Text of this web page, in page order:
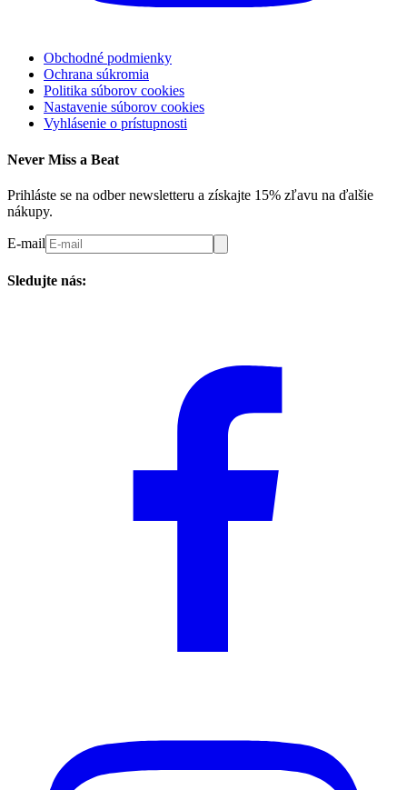
Obchodné podmienky
Ochrana súkromia
Politika súborov cookies
Nastavenie súborov cookies
Vyhlásenie o prístupnosti
Never Miss a Beat
Prihláste se na odber newsletteru a získajte 15% zľavu na ďalšie
nákupy.
E-mail
Sledujte nás: